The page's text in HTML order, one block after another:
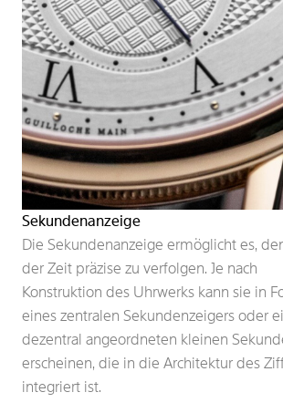
Sekundenanzeige
Die Sekundenanzeige ermöglicht es,
der Zeit präzise zu verfolgen. Je nach
Konstruktion des Uhrwerks kann sie in
eines zentralen Sekundenzeigers oder
dezentral angeordneten kleinen
erscheinen, die in die Architektur des
integriert ist.